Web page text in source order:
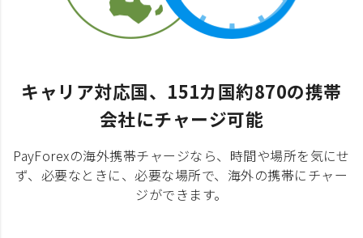
キャリア対応国、151カ国約870の携帯
会社にチャージ可能
PayForexの海外携帯チャージなら、時間や場所を気にせ
ず、必要なときに、必要な場所で、海外の携帯にチャー
ジができます。